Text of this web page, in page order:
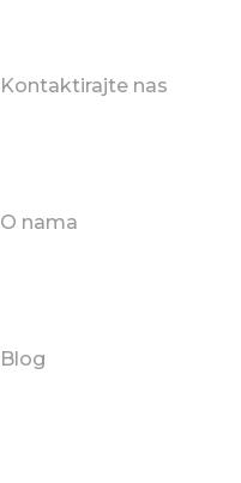
Kontaktirajte nas
O nama
Blog